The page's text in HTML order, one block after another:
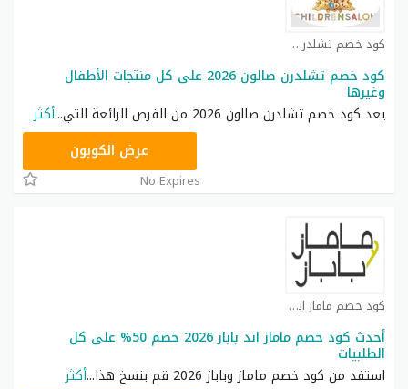
كود خصم تشلدرن صالون كوبون
كود خصم تشلدرن صالون 2026 على كل منتجات الأطفال
وغيرها
يعد كود خصم تشلدرن صالون 2026 من الفرص الرائعة التي
...أكثر
FINAL15عرض الكوبون
No Expires
كود خصم ماماز اند باباز كوبون
أحدث كود خصم ماماز اند باباز 2026 خصم 50% على كل
الطلبيات
استفد من كود خصم ماماز وباباز 2026 قم بنسخ هذا
...أكثر